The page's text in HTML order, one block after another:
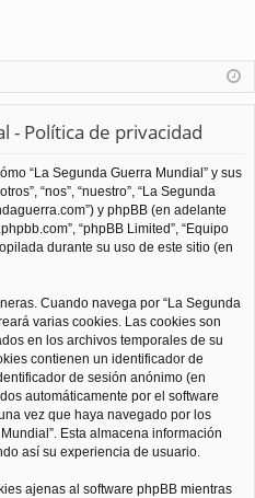
- Política de privacidad
“La Segunda Guerra Mundial” y sus
“nos”, “nuestro”, “La Segunda
y phpBB (en adelante
“phpBB Limited”, “Equipo
durante su uso de este sitio (en
Cuando navega por “La Segunda
varias cookies. Las cookies son
en los archivos temporales de su
contienen un identificador de
de sesión anónimo (en
automáticamente por el software
vez que haya navegado por los
Esta almacena información
así su experiencia de usuario.
ajenas al software phpBB mientras